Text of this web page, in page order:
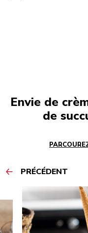
Envie de
de
PRÉCÉDENT